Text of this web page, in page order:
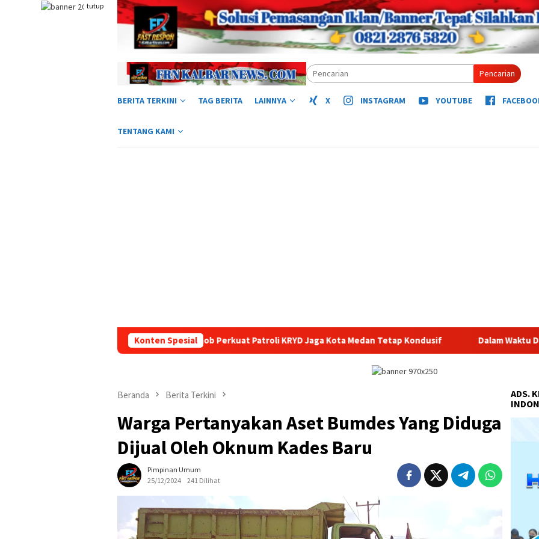
tutup
Pencarian
BERITA TERKINI TAG BERITA LAINNYA X INSTAGRAM YOUTUBE
TENTANG KAMI
Konten Spesial
Lengah, Brimob Perkuat Patroli KRYD Jaga Kota Medan Tetap Kondusif Dalam Waktu Dua Hari, Satresnarkoba
Beranda Berita Terkini
Warga Pertanyakan Aset Bumdes Yang Diduga
Dijual Oleh Oknum Kades Baru
Pimpinan Umum
25/12/2024
241 Dilihat
ADS.